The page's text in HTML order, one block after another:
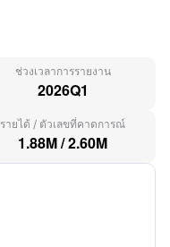
ช่วงเวลาการรายงาน
2026Q1
รายได้ / ตัวเลขที่คาดการณ์
1.88M/2.60M